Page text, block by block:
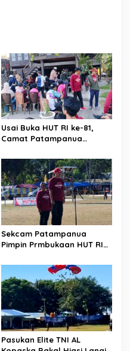
Usai Buka HUT RI ke-81,
Camat Patampanua
Lurah: Arahan Tegas
Dibumbui Canda, Semua
Fokus Mendengar!
Sekcam Patampanua
Pimpin Prmbukaan HUT RI
Kemerdekaan Berkobar di
Maccirinna
Pasukan Elite TNI AL